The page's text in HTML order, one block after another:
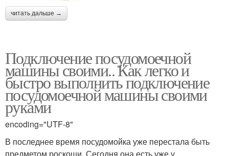
читать дальше →
Подключение посудомоечной
машины своими.. Как легко и
быстро выполнить подключение
посудомоечной машины своими
руками
encoding="UTF-8"
В последнее время посудомойка уже перестала быть